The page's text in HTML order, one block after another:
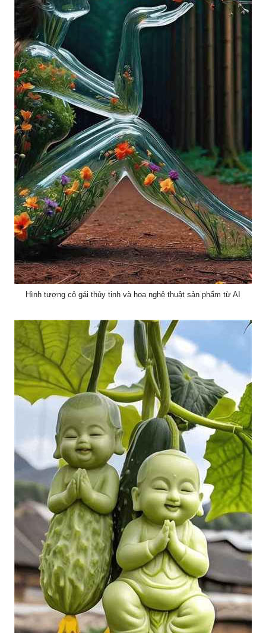
Hình tượng cô gái thủy tinh và hoa nghệ thuật sản phẩm từ AI